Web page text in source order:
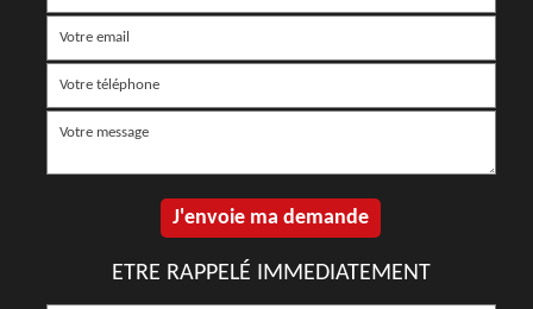
ETRE RAPPELÉ IMMEDIATEMENT